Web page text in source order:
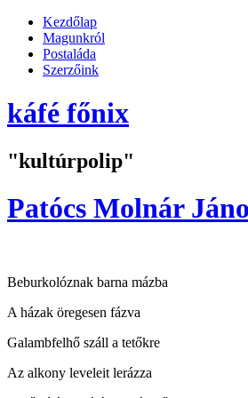
Kezdőlap
Magunkról
Postaláda
Szerzőink
káfé főnix
"kultúrpolip"
Patócs Molnár
Beburkolóznak barna mázba
A házak öregesen fázva
Galambfelhő száll a tetőkre
Az alkony leveleit lerázza